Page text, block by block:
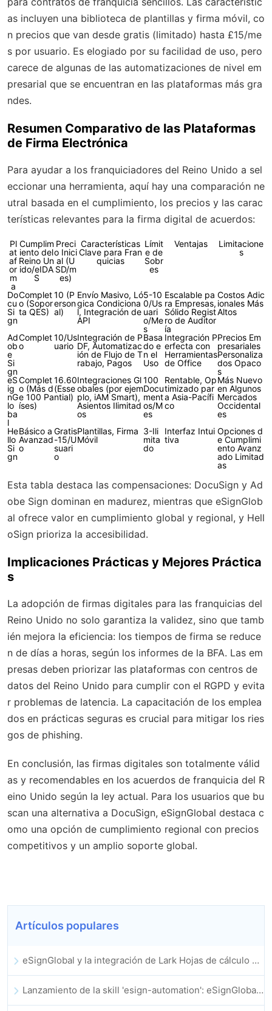
as incluyen una biblioteca de plantillas y firma móvil, co
n precios que van desde gratis (limitado) hasta £15/me
s por usuario. Es elogiado por su facilidad de uso, pero
carece de algunas de las automatizaciones de nivel em
presarial que se encuentran en las plataformas más gra
ndes.
Resumen Comparativo de las Plataformas
de Firma Electrónica
Para ayudar a los franquiciadores del Reino Unido a sel
eccionar una herramienta, aquí hay una comparación ne
utral basada en el cumplimiento, los precios y las carac
terísticas relevantes para la firma digital de acuerdos:
Pl
at
af
or
m
a
Cumplim
iento del
Reino Un
ido/eIDA
S
Preci
o Inici
al (U
SD/m
es)
Características
Clave para Fran
quicias
Límit
e de
Sobr
es
Ventajas
Limitacione
s
Do
cu
Si
gn
Complet
o (Sopor
ta QES)
10 (P
erson
al)
Envío Masivo, Ló
gica Condiciona
l, Integración de
API
5-10
0/Us
uari
o/Me
s
Escalable pa
ra Empresas,
Sólido Regist
ro de Auditor
ía
Costos Adic
ionales Más
Altos
Ad
ob
e
Si
gn
Complet
o
10/Us
uario
Integración de P
DF, Automatizac
ión de Flujo de T
rabajo, Pagos
Basa
do e
n el
Uso
Integración P
erfecta con
Herramientas
de Office
Precios Em
presariales
Personaliza
dos Opaco
s
eS
ig
nG
lo
ba
l
Complet
o (Más d
e 100 Pa
íses)
16.60
(Esse
ntial)
Integraciones Gl
obales (por ejem
plo, iAM Smart),
Asientos Ilimitad
os
100
Docu
ment
os/M
es
Rentable, Op
timizado par
a Asia-Pacífi
co
Más Nuevo
en Algunos
Mercados
Occidental
es
He
llo
Si
gn
Básico a
Avanzad
o
Gratis
-15/U
suari
o
Plantillas, Firma
Móvil
3-Ili
mita
do
Interfaz Intui
tiva
Opciones d
e Cumplimi
ento Avanz
ado Limitad
as
Esta tabla destaca las compensaciones: DocuSign y Ad
obe Sign dominan en madurez, mientras que eSignGlob
al ofrece valor en cumplimiento global y regional, y Hell
oSign prioriza la accesibilidad.
Implicaciones Prácticas y Mejores Práctica
s
La adopción de firmas digitales para las franquicias del
Reino Unido no solo garantiza la validez, sino que tamb
ién mejora la eficiencia: los tiempos de firma se reduce
n de días a horas, según los informes de la BFA. Las em
presas deben priorizar las plataformas con centros de
datos del Reino Unido para cumplir con el RGPD y evita
r problemas de latencia. La capacitación de los emplea
dos en prácticas seguras es crucial para mitigar los ries
gos de phishing.
En conclusión, las firmas digitales son totalmente válid
as y recomendables en los acuerdos de franquicia del R
eino Unido según la ley actual. Para los usuarios que bu
scan una alternativa a DocuSign, eSignGlobal destaca c
omo una opción de cumplimiento regional con precios
competitivos y un amplio soporte global.
Artículos populares
eSignGlobal y la integración de Lark Hojas de cálculo multidimensional se lanzan oficialmente: firma y archivo de contratos electrónicos totalmente automatizados
Lanzamiento de la skill 'esign-automation': eSignGlobal impulsa a OpenClaw con firmas electrónicas automatizadas